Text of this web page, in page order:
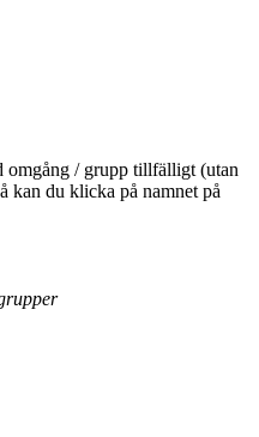
omgång / grupp tillfälligt (utan
kan du klicka på namnet på